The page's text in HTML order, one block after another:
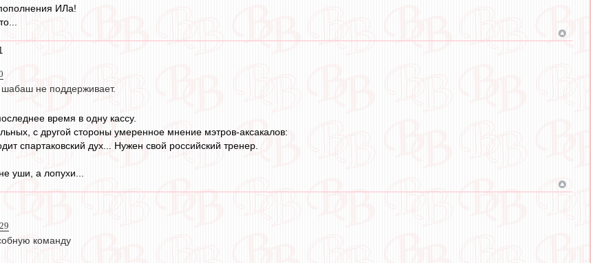
ИЛа!
шабаш не поддерживает.
время в одну кассу.
с другой стороны умеренное мнение мэтров-аксакалов:
спартаковский дух... Нужен свой российский тренер.
уши, а лопухи...
команду